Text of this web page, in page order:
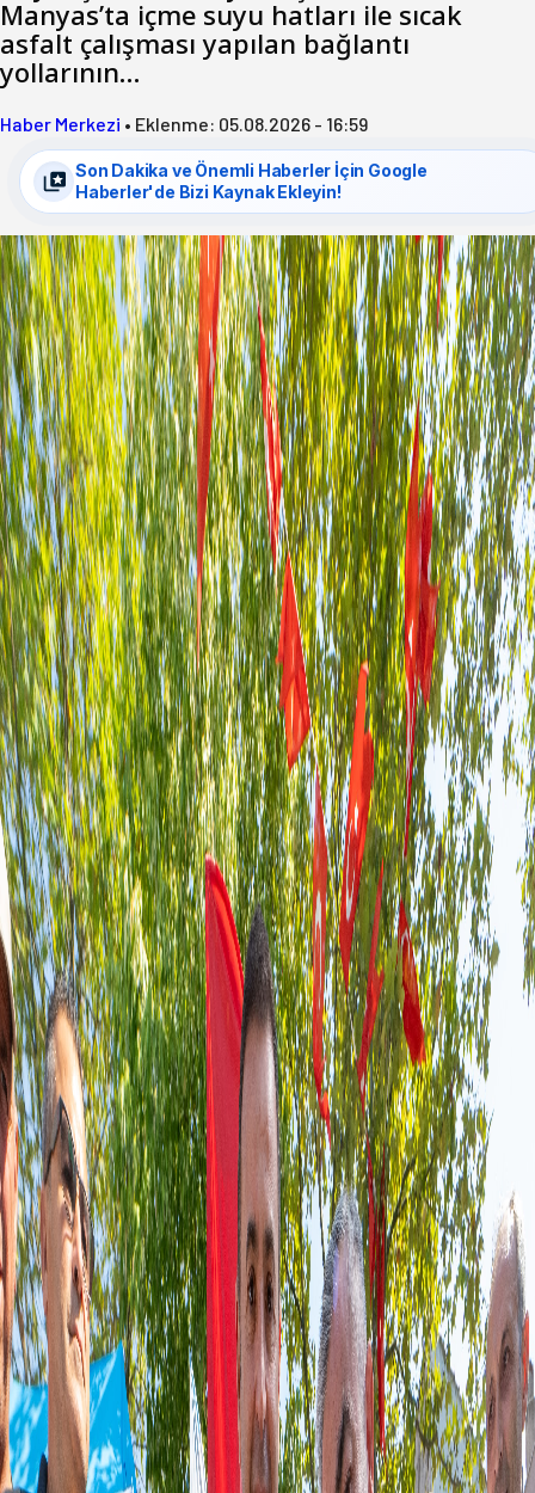
Manyas’ta içme suyu hatları ile sıcak
asfalt çalışması yapılan bağlantı
yollarının…
Haber Merkezi • Eklenme: 05.08.2026 - 16:59
Son Dakika ve Önemli Haberler İçin Google
Haberler'de Bizi Kaynak Ekleyin!